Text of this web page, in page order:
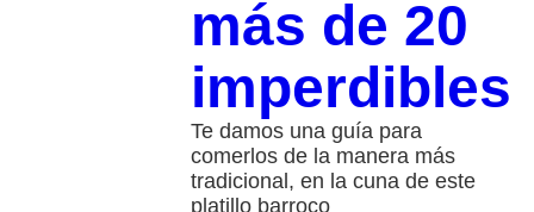
más de 20
imperdibles
Te damos una guía para
comerlos de la manera más
tradicional, en la cuna de este
platillo barroco